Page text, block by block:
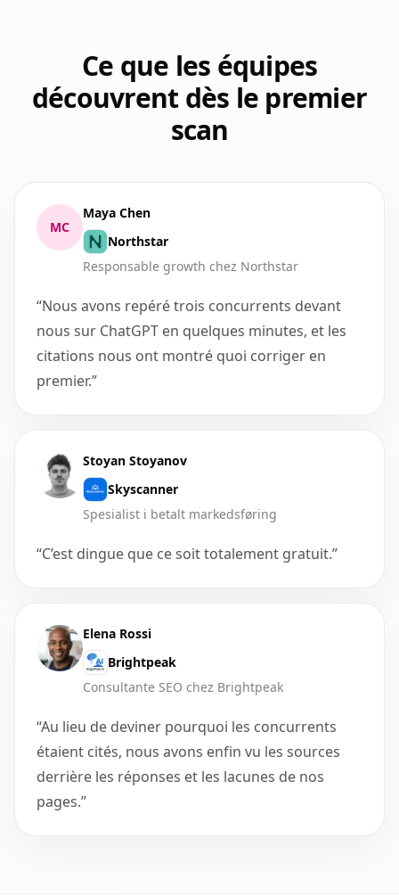
Ce que les équipes
découvrent dès le premier
scan
MC
Maya Chen
Northstar
Responsable growth chez Northstar
“Nous avons repéré trois concurrents devant
nous sur ChatGPT en quelques minutes, et les
citations nous ont montré quoi corriger en
premier.”
Stoyan Stoyanov
Skyscanner
Spesialist i betalt markedsføring
“C’est dingue que ce soit totalement gratuit.”
Elena Rossi
Brightpeak
Consultante SEO chez Brightpeak
“Au lieu de deviner pourquoi les concurrents
étaient cités, nous avons enfin vu les sources
derrière les réponses et les lacunes de nos
pages.”